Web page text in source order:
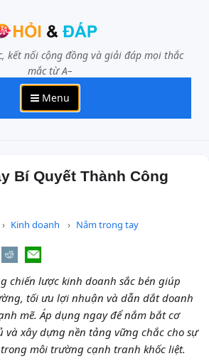
kết nối cộng đồng và giải đáp mọi thắc
mắc từ A–
Menu
Bí Quyết Thành Công
Kinh doanh Nắm trong tay
chiến lược kinh doanh sắc bén giúp
tối ưu lợi nhuận và dẫn dắt doanh
mẽ. Áp dụng ngay để nắm bắt cơ
xây dựng nền tảng vững chắc cho sự
môi trường cạnh tranh khốc liệt.